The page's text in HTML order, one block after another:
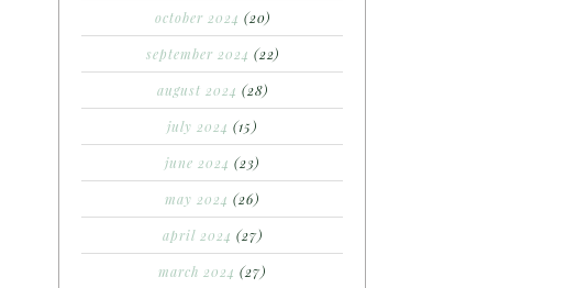
october 2024 (20)
september 2024 (22)
august 2024 (28)
july 2024 (15)
june 2024 (23)
may 2024 (26)
april 2024 (27)
march 2024 (27)